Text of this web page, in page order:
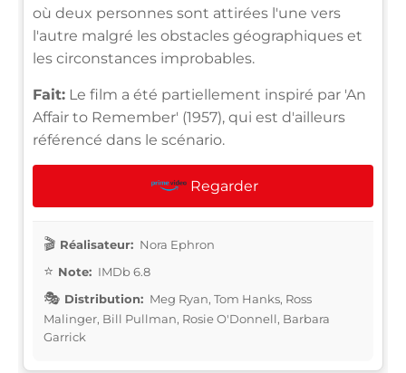
où deux personnes sont attirées l'une vers
l'autre malgré les obstacles géographiques et
les circonstances improbables.
Fait: Le film a été partiellement inspiré par 'An
Affair to Remember' (1957), qui est d'ailleurs
référencé dans le scénario.
Regarder
Réalisateur: Nora Ephron
Note: IMDb 6.8
Distribution: Meg Ryan, Tom Hanks, Ross
Malinger, Bill Pullman, Rosie O'Donnell, Barbara
Garrick